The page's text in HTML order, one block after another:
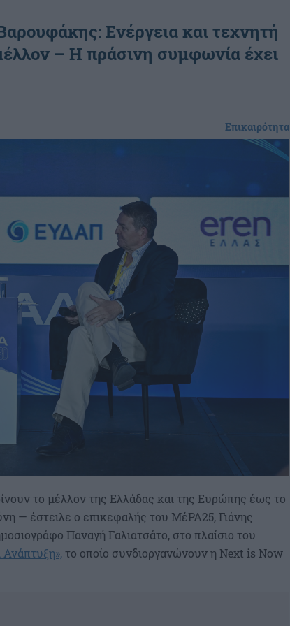
Ενέργεια και τεχνητή
– Η πράσινη συμφωνία έχει
Επικαιρότητα
το μέλλον της Ελλάδας και της Ευρώπης έως το
— έστειλε ο επικεφαλής του ΜέΡΑ25, Γιάνης
Παναγή Γαλιατσάτο, στο πλαίσιο του
Ανάπτυξη»,το οποίο συνδιοργανώνουν η Next is Now